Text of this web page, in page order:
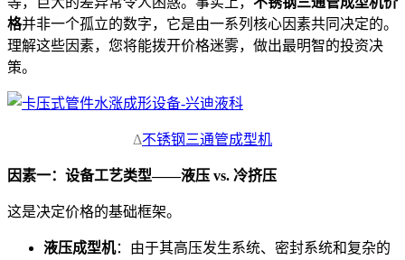
格并非一个孤立的数字，它是由一系列核心因素共同决定的。
理解这些因素，您将能拨开价格迷雾，做出最明智的投资决
策。
Δ不锈钢三通管成型机
因素一：设备工艺类型——液压 vs. 冷挤压
这是决定价格的基础框架。
液压成型机：由于其高压发生系统、密封系统和复杂的